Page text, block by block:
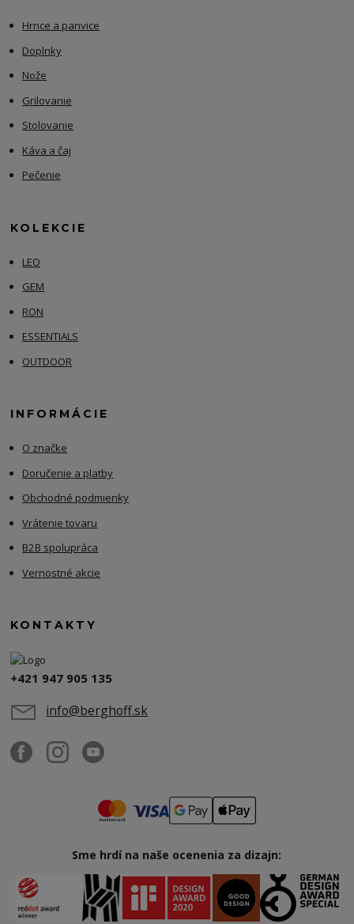
Hrnce a panvice
Doplnky
Nože
Grilovanie
Stolovanie
Káva a čaj
Pečenie
KOLEKCIE
LEO
GEM
RON
ESSENTIALS
OUTDOOR
INFORMÁCIE
O značke
Doručenie a platby
Obchodné podmienky
Vrátenie tovaru
B2B spolupráca
Vernostné akcie
KONTAKTY
+421 947 905 135
info@berghoff.sk
Sme hrdí na naše ocenenia za dizajn: